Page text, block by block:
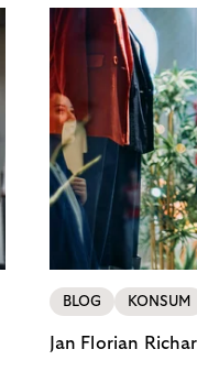
Unternehmen.
BLOG KONSUM
Jan Florian